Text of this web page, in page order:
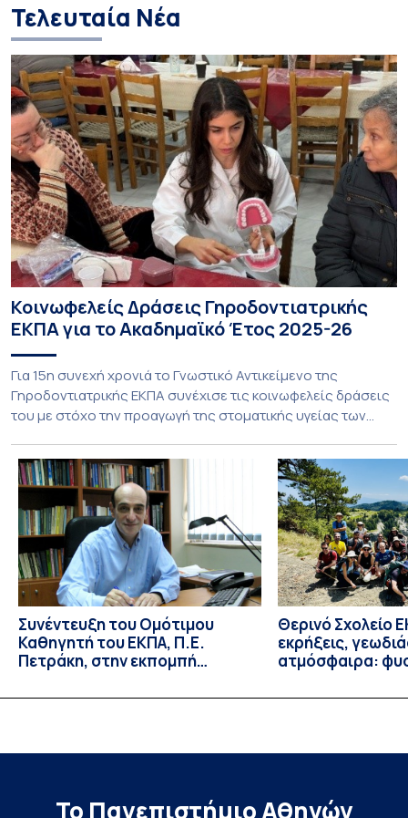
Τελευταία Νέα
Κοινωφελείς Δράσεις Γηροδοντιατρικής
ΕΚΠΑ για το Ακαδημαϊκό Έτος 2025-26
Για 15η συνεχή χρονιά το Γνωστικό Αντικείμενο της
Γηροδοντιατρικής ΕΚΠΑ συνέχισε τις κοινωφελείς δράσεις
του με στόχο την προαγωγή της στοματικής υγείας των
υποχρεωτικής «κοινωφελούς μάθησης» στο μάθημα της
Γηροδοντιατρικής 10ου εξαμήνου, περιλάμβανε
εκπαιδευτικές δραστηριότητες στο Γηροκομείο-
Πτωχοκομείο Αθηνών, στο Οδοντιατρικό Τμήμα/Μονάδα
ΑΜΕΑ Ενηλίκων Ασκληπιείου Βούλας, στο Κέντρο
Γηριατρικής […]
Συνέντευξη του Ομότιμου
Καθηγητή του ΕΚΠΑ, Π.Ε.
Πετράκη, στην εκπομπή
Θερινό Σχολείο
εκρήξεις,
ατμόσφαιρα:
βιολογικές
Το Πανεπιστήμιο Αθηνών